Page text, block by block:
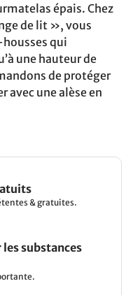
épais. Chez
de lit », vous
qui
une hauteur de
de protéger
avec une alèse en
& gratuites.
substances